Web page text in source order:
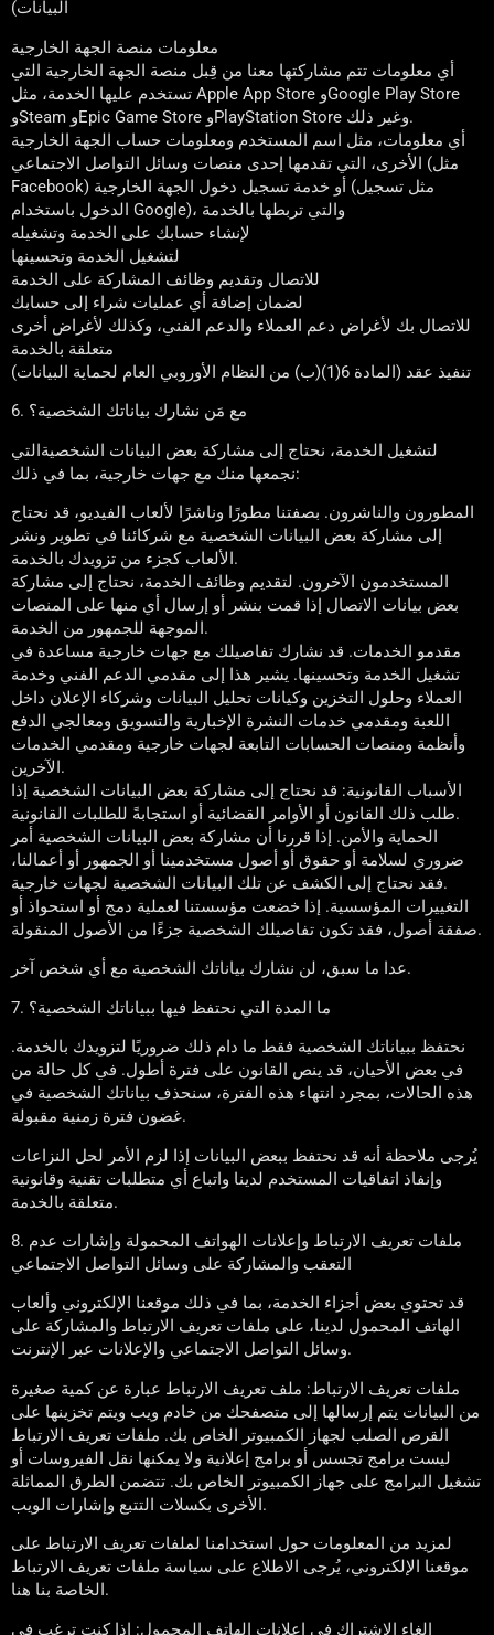
البيانات)
معلومات منصة الجهة الخارجية
أي معلومات تتم مشاركتها معنا من قِبل منصة الجهة الخارجية التي
تستخدم عليها الخدمة، مثل Apple App Store وGoogle Play Store
وSteam وEpic Game Store وPlayStation Store وغير ذلك.
أي معلومات، مثل اسم المستخدم ومعلومات حساب الجهة الخارجية
الأخرى، التي تقدمها إحدى منصات وسائل التواصل الاجتماعي (مثل
Facebook) أو خدمة تسجيل دخول الجهة الخارجية (مثل تسجيل
الدخول باستخدام Google)، والتي تربطها بالخدمة
لإنشاء حسابك على الخدمة وتشغيله
لتشغيل الخدمة وتحسينها
للاتصال وتقديم وظائف المشاركة على الخدمة
لضمان إضافة أي عمليات شراء إلى حسابك
للاتصال بك لأغراض دعم العملاء والدعم الفني، وكذلك لأغراض أخرى
متعلقة بالخدمة
تنفيذ عقد (المادة 6(1)(ب) من النظام الأوروبي العام لحماية البيانات)
6. مع مَن نشارك بياناتك الشخصية؟
لتشغيل الخدمة، نحتاج إلى مشاركة بعض البيانات الشخصيةالتي
نجمعها منك مع جهات خارجية، بما في ذلك:
المطورون والناشرون. بصفتنا مطورًا وناشرًا لألعاب الفيديو، قد نحتاج
إلى مشاركة بعض البيانات الشخصية مع شركائنا في تطوير ونشر
الألعاب كجزء من تزويدك بالخدمة.
المستخدمون الآخرون. لتقديم وظائف الخدمة، نحتاج إلى مشاركة
بعض بيانات الاتصال إذا قمت بنشر أو إرسال أي منها على المنصات
الموجهة للجمهور من الخدمة.
مقدمو الخدمات. قد نشارك تفاصيلك مع جهات خارجية مساعدة في
تشغيل الخدمة وتحسينها. يشير هذا إلى مقدمي الدعم الفني وخدمة
العملاء وحلول التخزين وكيانات تحليل البيانات وشركاء الإعلان داخل
اللعبة ومقدمي خدمات النشرة الإخبارية والتسويق ومعالجي الدفع
وأنظمة ومنصات الحسابات التابعة لجهات خارجية ومقدمي الخدمات
الآخرين.
الأسباب القانونية: قد نحتاج إلى مشاركة بعض البيانات الشخصية إذا
طلب ذلك القانون أو الأوامر القضائية أو استجابةً للطلبات القانونية.
الحماية والأمن. إذا قررنا أن مشاركة بعض البيانات الشخصية أمر
ضروري لسلامة أو حقوق أو أصول مستخدمينا أو الجمهور أو أعمالنا،
فقد نحتاج إلى الكشف عن تلك البيانات الشخصية لجهات خارجية.
التغييرات المؤسسية. إذا خضعت مؤسستنا لعملية دمج أو استحواذ أو
صفقة أصول، فقد تكون تفاصيلك الشخصية جزءًا من الأصول المنقولة.
عدا ما سبق، لن نشارك بياناتك الشخصية مع أي شخص آخر.
7. ما المدة التي نحتفظ فيها ببياناتك الشخصية؟
نحتفظ ببياناتك الشخصية فقط ما دام ذلك ضروريًا لتزويدك بالخدمة.
في بعض الأحيان، قد ينص القانون على فترة أطول. في كل حالة من
هذه الحالات، بمجرد انتهاء هذه الفترة، سنحذف بياناتك الشخصية في
غضون فترة زمنية مقبولة.
يُرجى ملاحظة أنه قد نحتفظ ببعض البيانات إذا لزم الأمر لحل النزاعات
وإنفاذ اتفاقيات المستخدم لدينا واتباع أي متطلبات تقنية وقانونية
متعلقة بالخدمة.
8. ملفات تعريف الارتباط وإعلانات الهواتف المحمولة وإشارات عدم
التعقب والمشاركة على وسائل التواصل الاجتماعي
قد تحتوي بعض أجزاء الخدمة، بما في ذلك موقعنا الإلكتروني وألعاب
الهاتف المحمول لدينا، على ملفات تعريف الارتباط والمشاركة على
وسائل التواصل الاجتماعي والإعلانات عبر الإنترنت.
ملفات تعريف الارتباط: ملف تعريف الارتباط عبارة عن كمية صغيرة
من البيانات يتم إرسالها إلى متصفحك من خادم ويب ويتم تخزينها على
القرص الصلب لجهاز الكمبيوتر الخاص بك. ملفات تعريف الارتباط
ليست برامج تجسس أو برامج إعلانية ولا يمكنها نقل الفيروسات أو
تشغيل البرامج على جهاز الكمبيوتر الخاص بك. تتضمن الطرق المماثلة
الأخرى بكسلات التتبع وإشارات الويب.
لمزيد من المعلومات حول استخدامنا لملفات تعريف الارتباط على
موقعنا الإلكتروني، يُرجى الاطلاع على سياسة ملفات تعريف الارتباط
الخاصة بنا هنا.
إلغاء الاشتراك في إعلانات الهاتف المحمول: إذا كنت ترغب في